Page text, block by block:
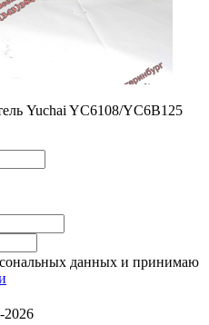
Yuchai YC6108/YC6B125
данных и принимаю